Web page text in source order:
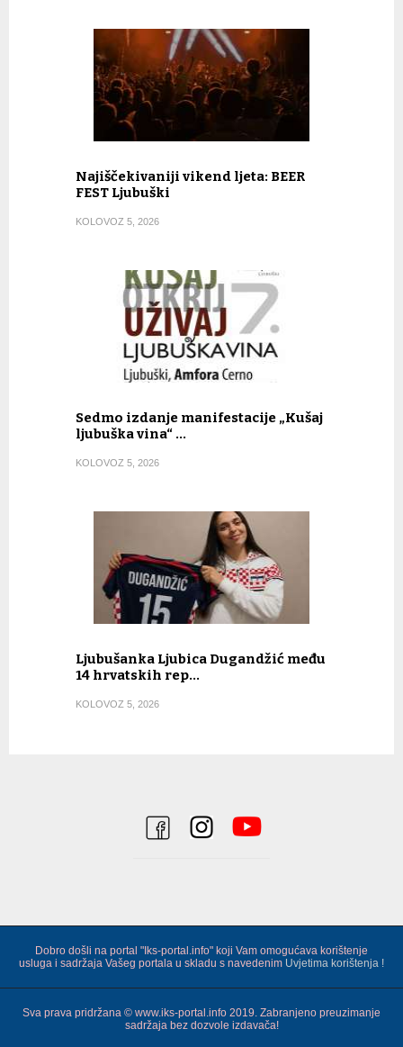
Najiščekivaniji vikend ljeta: BEER
FEST Ljubuški
KOLOVOZ 5, 2026
Sedmo izdanje manifestacije „Kušaj
ljubuška vina“ …
KOLOVOZ 5, 2026
Ljubušanka Ljubica Dugandžić među
14 hrvatskih rep…
KOLOVOZ 5, 2026
Dobro došli na portal "Iks-portal.info" koji Vam omogućava korištenje
usluga i sadržaja Vašeg portala u skladu s navedenim Uvjetima korištenja !
Sva prava pridržana © www.iks-portal.info 2019. Zabranjeno preuzimanje
sadržaja bez dozvole izdavača!